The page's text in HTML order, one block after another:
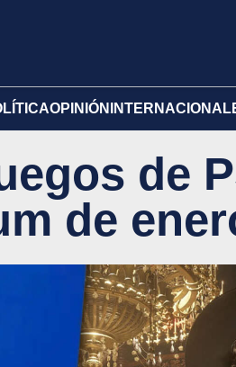
OPINIÓN
de
de